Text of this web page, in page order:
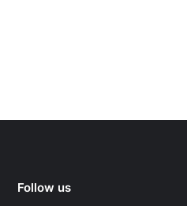
Follow us